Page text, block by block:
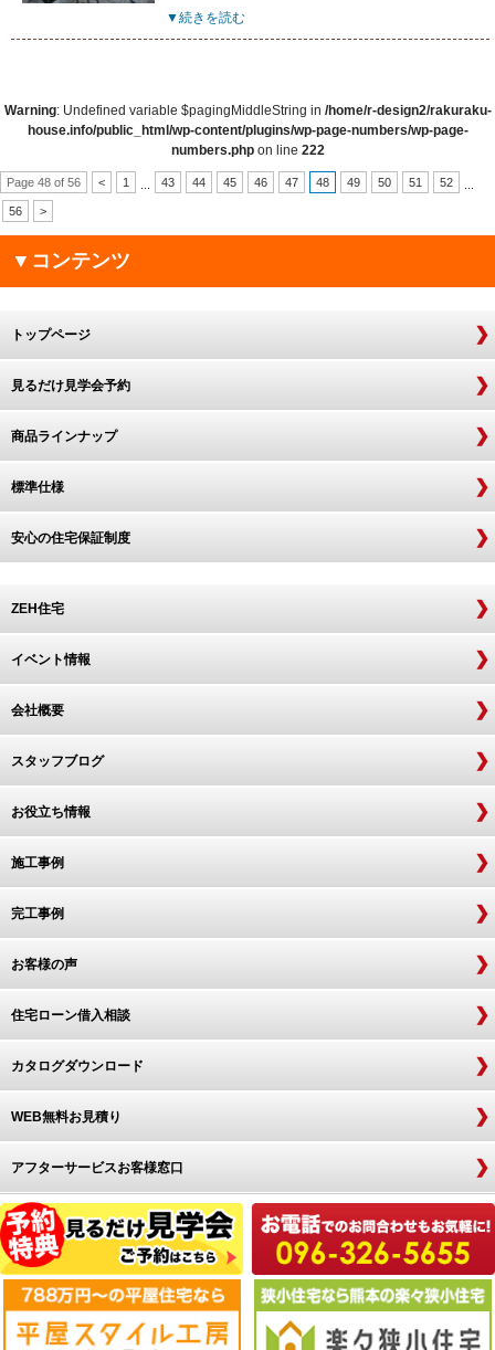
▼続きを読む
Warning: Undefined variable $pagingMiddleString in /home/r-design2/rakuraku-
house.info/public_html/wp-content/plugins/wp-page-numbers/wp-page-
numbers.phpon line 222
Page 48 of 56 < 1 43 44 45 46 47 48 49 50 51 52
56
>
▼コンテンツ
トップページ
見るだけ見学会予約
商品ラインナップ
標準仕様
安心の住宅保証制度
ZEH住宅
イベント情報
会社概要
スタッフブログ
お役立ち情報
施工事例
完工事例
お客様の声
住宅ローン借入相談
カタログダウンロード
WEB無料お見積り
アフターサービスお客様窓口